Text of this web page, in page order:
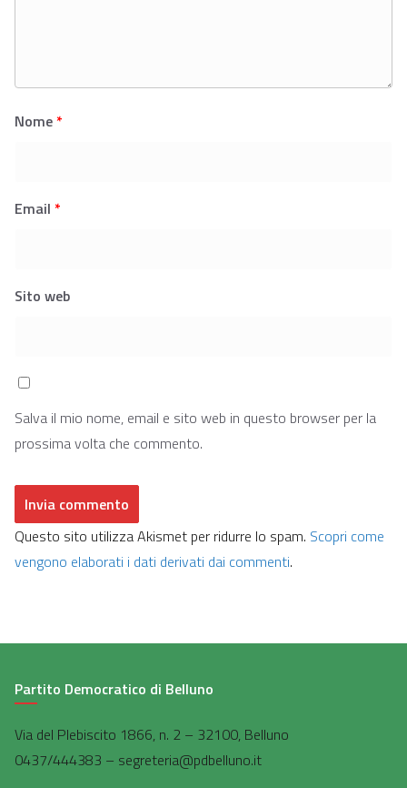
Nome*
Email *
Sito web
Salva il mio nome, email e sito web in questo browser per la
prossima volta che commento.
Questo sito utilizza Akismet per ridurre lo spam. Scopri come
vengono elaborati i dati derivati dai commenti.
Partito Democratico di Belluno
Via del Plebiscito 1866, n. 2 – 32100, Belluno
0437/444383 – segreteria@pdbelluno.it